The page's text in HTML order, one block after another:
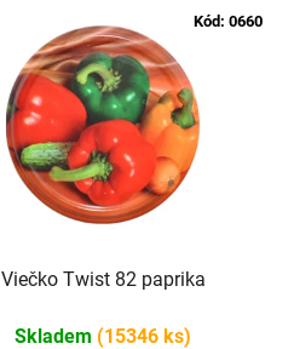
Viečko Twist 82 paprika
Skladem (15346 ks)
Kód: 0660